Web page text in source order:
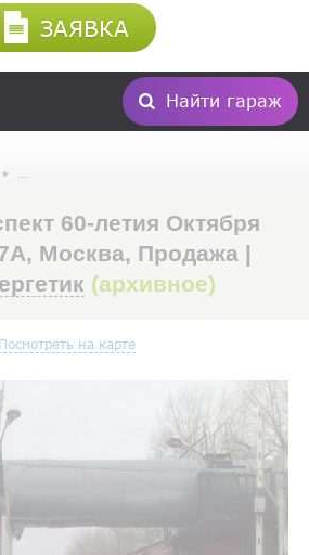
Найти гараж
ЗАЯВКА
60-летия Октября
Москва, Продажа |
(архивное)
Посмотреть на карте